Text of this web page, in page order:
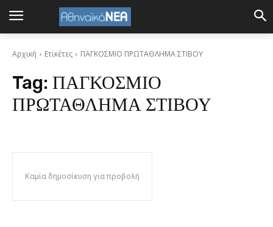
Αρχική Ετικέτες ΠΑΓΚΟΣΜΙΟ ΠΡΩΤΑΘΛΗΜΑ ΣΤΙΒΟΥ
Tag: ΠΑΓΚΟΣΜΙΟ
ΠΡΩΤΑΘΛΗΜΑ ΣΤΙΒΟΥ
Καμία δημοσίευση για προβολή